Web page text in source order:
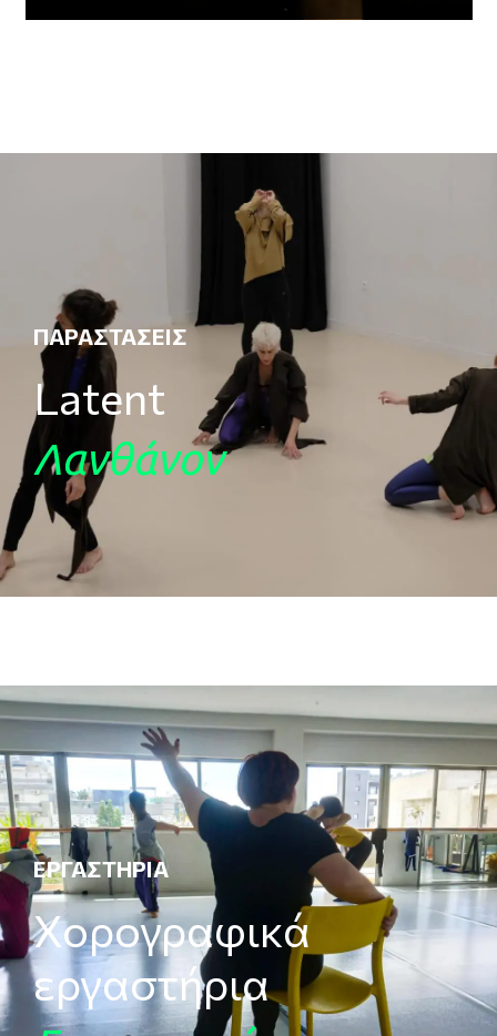
ΠΑΡΑΣΤΆΣΕΙΣ
Latent
Λανθάνον
ΕΡΓΑΣΤΉΡΙΑ
Χορογραφικά
εργαστήρια